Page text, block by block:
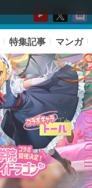
特集記事 マンガ